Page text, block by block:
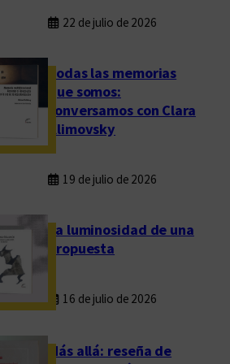
22 de julio de 2026
Todas las memorias
que somos:
conversamos con Clara
Klimovsky
19 de julio de 2026
La luminosidad de una
propuesta
16 de julio de 2026
Más allá: reseña de